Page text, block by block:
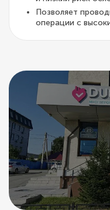
Позволяет
операции с